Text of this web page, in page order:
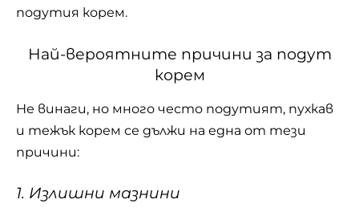
подутия корем.
Най-вероятните причини за подут
корем
Не винаги, но много често подутият, пухкав
и тежък корем се дължи на една от тези
причини:
1. Излишни мазнини